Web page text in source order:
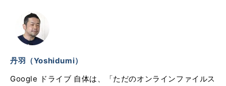
丹羽（Yoshidumi）
Google ドライブ 自体は、「ただのオンラインファイルス